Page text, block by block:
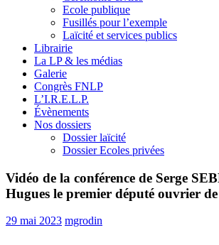
Ecole publique
Fusillés pour l’exemple
Laïcité et services publics
Librairie
La LP & les médias
Galerie
Congrès FNLP
L’I.R.E.L.P.
Évènements
Nos dossiers
Dossier laïcité
Dossier Ecoles privées
Vidéo de la conférence de Serge
Hugues le premier député ouvrier
29 mai 2023 mgrodin